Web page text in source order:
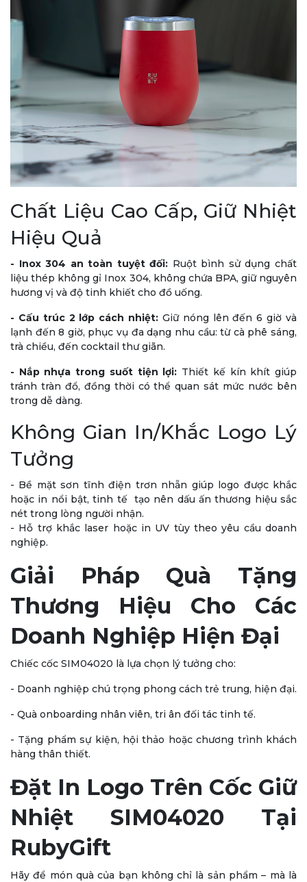
Chất Liệu Cao Cấp, Giữ Nhiệt
Hiệu Quả
- Inox 304 an toàn tuyệt đối: Ruột bình sử dụng chất
liệu thép không gỉ Inox 304, không chứa BPA, giữ nguyên
hương vị và độ tinh khiết cho đồ uống.
- Cấu trúc 2 lớp cách nhiệt: Giữ nóng lên đến 6 giờ và
lạnh đến 8 giờ, phục vụ đa dạng nhu cầu: từ cà phê sáng,
trà chiều, đến cocktail thư giãn.
- Nắp nhựa trong suốt tiện lợi: Thiết kế kín khít giúp
tránh tràn đổ, đồng thời có thể quan sát mức nước bên
trong dễ dàng.
Không Gian In/Khắc Logo Lý
Tưởng
- Bề mặt sơn tĩnh điện trơn nhẵn giúp logo được khắc
hoặc in nổi bật, tinh tế tạo nên dấu ấn thương hiệu sắc
nét trong lòng người nhận.
- Hỗ trợ khắc laser hoặc in UV tùy theo yêu cầu doanh
nghiệp.
Giải Pháp Quà Tặng
Thương Hiệu Cho Các
Doanh Nghiệp Hiện Đại
Chiếc cốc SIM04020 là lựa chọn lý tưởng cho:
- Doanh nghiệp chú trọng phong cách trẻ trung, hiện đại.
- Quà onboarding nhân viên, tri ân đối tác tinh tế.
- Tặng phẩm sự kiện, hội thảo hoặc chương trình khách
hàng thân thiết.
Đặt In Logo Trên Cốc Giữ
Nhiệt SIM04020 Tại
RubyGift
Hãy để món quà của bạn không chỉ là sản phẩm – mà là